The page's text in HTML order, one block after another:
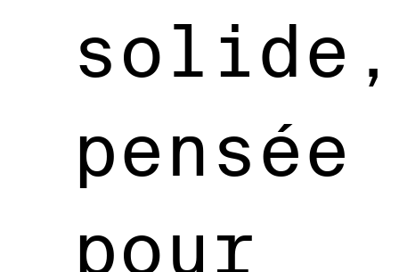
solide,
pensée
pour